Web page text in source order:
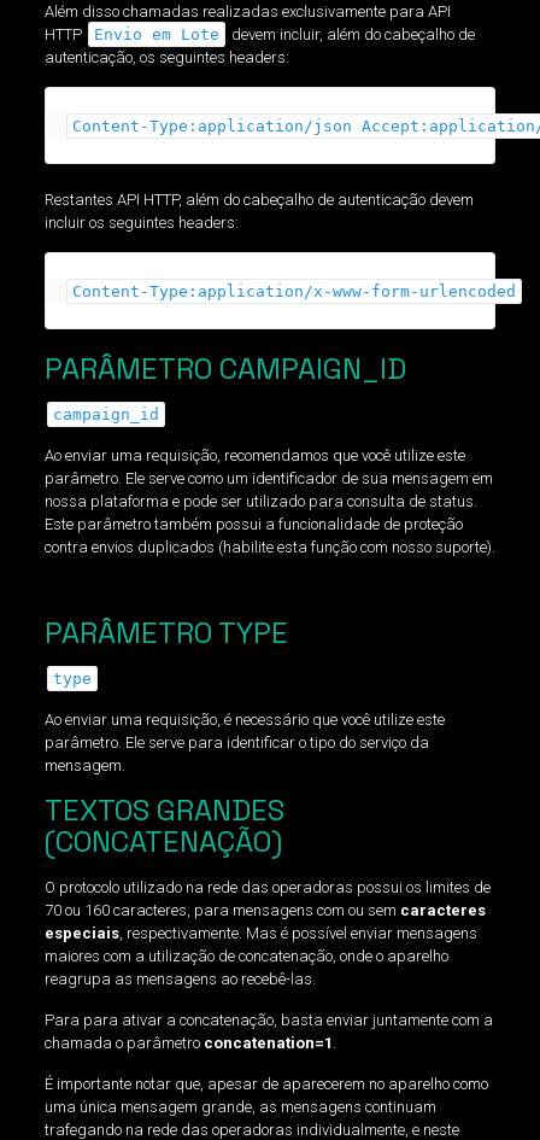
Além disso chamadas realizadas exclusivamente para API
HTTP
Envio em Lote
devem incluir, além do cabeçalho de
autenticação, os seguintes headers:
Content-Type:application/json
Restantes API HTTP, além do cabeçalho de autenticação devem
incluir os seguintes headers:
Content-Type:application/x-www-form-urlencoded
PARÂMETRO CAMPAIGN_ID
campaign_id
Ao enviar uma requisição, recomendamos que você utilize este
parâmetro. Ele serve como um identificador de sua mensagem em
nossa plataforma e pode ser utilizado para consulta de status.
Este parâmetro também possui a funcionalidade de proteção
contra envios duplicados (habilite esta função com nosso suporte).
PARÂMETRO TYPE
type
Ao enviar uma requisição, é necessário que você utilize este
parâmetro. Ele serve para identificar o tipo do serviço da
mensagem.
TEXTOS GRANDES
(CONCATENAÇÃO)
O protocolo utilizado na rede das operadoras possui os limites de
70 ou 160 caracteres, para mensagens com ou sem caracteres
especiais, respectivamente. Mas é possível enviar mensagens
maiores com a utilização de concatenação, onde o aparelho
reagrupa as mensagens ao recebê-las.
Para para ativar a concatenação, basta enviar juntamente com a
chamada o parâmetro concatenation=1
É importante notar que, apesar de aparecerem no aparelho como
uma única mensagem grande, as mensagens continuam
trafegando na rede das operadoras individualmente, e neste